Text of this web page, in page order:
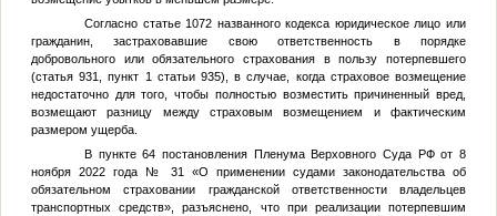
Согласно статье 1072 названного кодекса юридическое лицо или
гражданин, застраховавшие свою ответственность в порядке
добровольного или обязательного страхования в пользу потерпевшего
(статья 931, пункт 1 статьи 935), в случае, когда страховое возмещение
недостаточно для того, чтобы полностью возместить причиненный вред,
возмещают разницу между страховым возмещением и фактическим
размером ущерба.
В пункте 64 постановления Пленума Верховного Суда РФ от 8
ноября 2022 года № 31 «О применении судами законодательства об
обязательном страховании гражданской ответственности владельцев
транспортных средств», разъяснено, что при реализации потерпевшим